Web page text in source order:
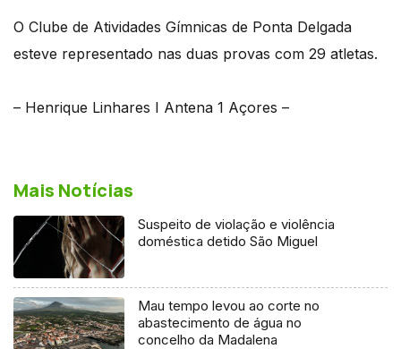
O Clube de Atividades Gímnicas de Ponta Delgada
esteve representado nas duas provas com 29 atletas.
– Henrique Linhares I Antena 1 Açores –
Mais Notícias
Suspeito de violação e violência
doméstica detido São Miguel
Mau tempo levou ao corte no
abastecimento de água no
concelho da Madalena